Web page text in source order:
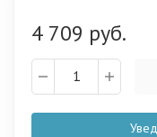
4 709 руб.